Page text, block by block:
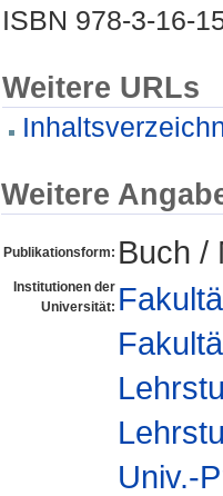
ISBN 978-3-16-
Weitere URLs
Weitere
Publikationsform: Buch /
Institutionen der
Universität:
Univ.-